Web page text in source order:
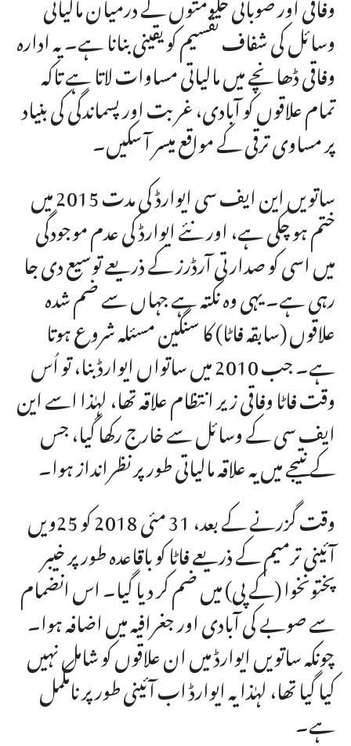
وسائل کی شفاف تقسیم کو یقینی بنانا ہے۔ یہ ادارہ
وفاقی ڈھانچے میں مالیاتی مساوات لاتا ہے تاکہ
تمام علاقوں کو آبادی، غربت اور پسماندگی کی بنیاد
پر مساوی ترقی کے مواقع میسر آ سکیں۔
ساتویں این ایف سی ایوارڈ کی مدت 2015 میں
ختم ہو چکی ہے، اور نئے ایوارڈ کی عدم موجودگی
میں اسی کو صدارتی آرڈرز کے ذریعے توسیع دی جا
رہی ہے۔ یہی وہ نکتہ ہے جہاں سے ضم شدہ
علاقوں (سابقہ فاٹا) کا سنگین مسئلہ شروع ہوتا
ہے۔ جب 2010 میں ساتواں ایوارڈ بنا، تو اُس
وقت فاٹا وفاقی زیر انتظام علاقہ تھا، لہٰذا اسےاین
ایف سیکے وسائل سے خارج رکھا گیا، جس
کے نتیجے میں یہ علاقہ مالیاتی طور پر نظرانداز ہوا۔
وقت گزرنے کے بعد، 31 مئی 2018 کو 25ویں
آئینی ترمیم کے ذریعے فاٹا کو باقاعدہ طور پر خیبر
پختونخوا (کے پی) میں ضم کر دیا گیا۔ اس انضمام
سے صوبے کی آبادی اور جغرافیہ میں اضافہ ہوا۔
چونکہ ساتویں ایوارڈ میں ان علاقوں کو شامل نہیں
کیا گیا تھا، لہٰذا یہ ایوارڈ اب آئینی طور پر نامکمل
ہے۔